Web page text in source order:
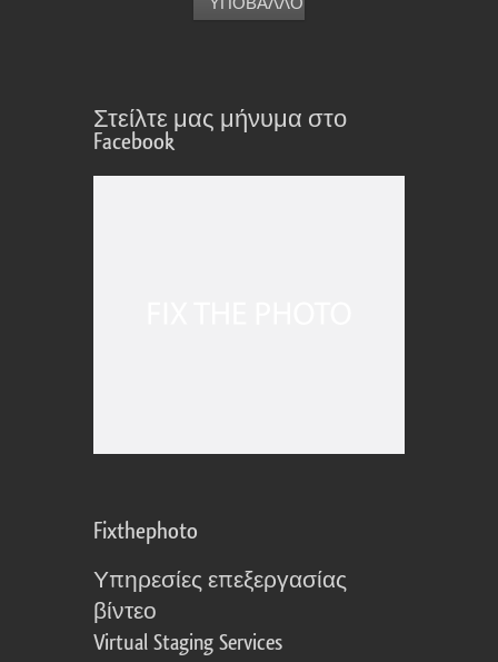
Στείλτε μας μήνυμα στο
Facebook
Fixthephoto
Υπηρεσίες επεξεργασίας
βίντεο
Virtual Staging Services